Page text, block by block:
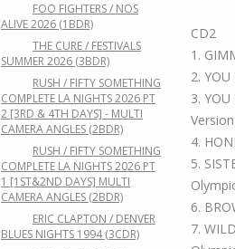
CD2
1.
2.
3.
4.
5.
6.
7.
FOO FIGHTERS / NOS
ALIVE 2026 (1BDR)
THE CURE / FESTIVALS
SUMMER 2026 (3BDR)
RUSH / FIFTY SOMETHING
COMPLETE LA NIGHTS 2026 PT
2 [3RD & 4TH DAYS] - MULTI
CAMERA ANGLES (2BDR)
RUSH / FIFTY SOMETHING
COMPLETE LA NIGHTS 2026 PT
1 [1ST&2ND DAYS] MULTI
CAMERA ANGLES (2BDR)
ERIC CLAPTON / DENVER
BLUES NIGHTS 1994 (3CDR)